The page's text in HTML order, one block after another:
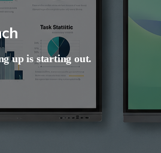
up is starting out.